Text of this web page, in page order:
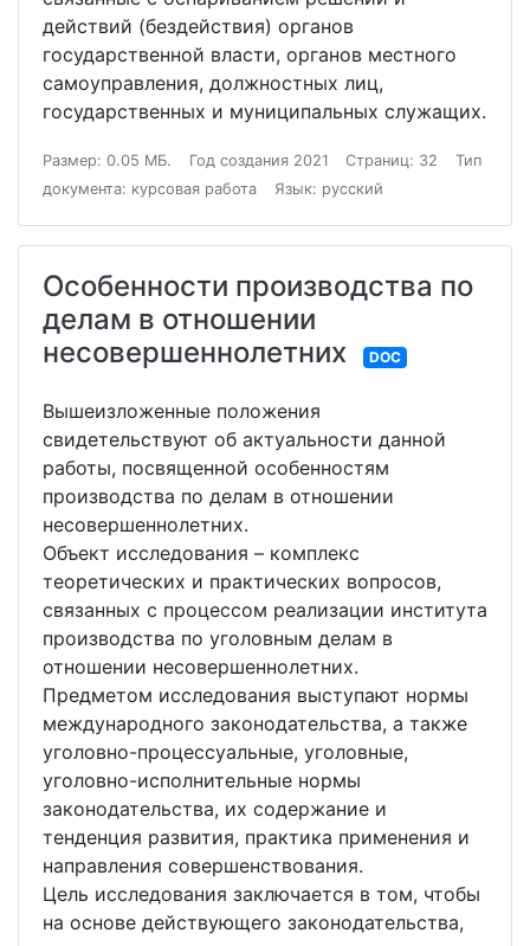
действий (бездействия) органов
государственной власти, органов местного
самоуправления, должностных лиц,
государственных и муниципальных служащих.
Размер: 0.05 МБ. Год создания 2021 Страниц: 32
Тип
документа: курсовая работа
Язык: русский
Особенности производства по
делам в отношении
несовершеннолетних
DOC
Вышеизложенные положения
свидетельствуют об актуальности данной
работы, посвященной особенностям
производства по делам в отношении
несовершеннолетних.
Объект исследования – комплекс
теоретических и практических вопросов,
связанных с процессом реализации института
производства по уголовным делам в
отношении несовершеннолетних.
Предметом исследования выступают нормы
международного законодательства, а также
уголовно-процессуальные, уголовные,
уголовно-исполнительные нормы
законодательства, их содержание и
тенденция развития, практика применения и
направления совершенствования.
Цель исследования заключается в том, чтобы
на основе действующего законодательства,